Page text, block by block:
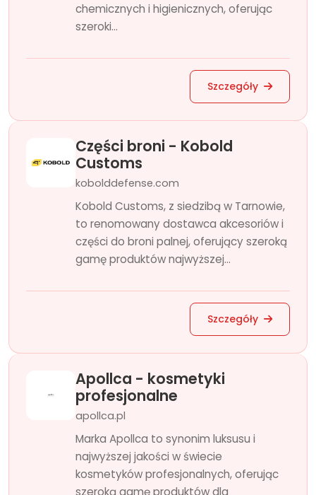
chemicznych i higienicznych, oferując
szeroki...
Szczegóły
Części broni - Kobold
Customs
kobolddefense.com
Kobold Customs, z siedzibą w Tarnowie,
to renomowany dostawca akcesoriów i
części do broni palnej, oferujący szeroką
gamę produktów najwyższej...
Szczegóły
Apollca - kosmetyki
profesjonalne
apollca.pl
Marka Apollca to synonim luksusu i
najwyższej jakości w świecie
kosmetyków profesjonalnych, oferując
szeroką gamę produktów dla